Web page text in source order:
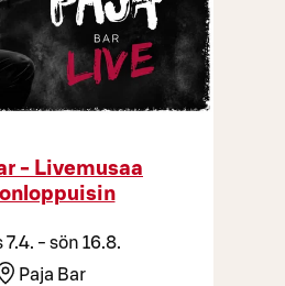
- Livemusaa
7.4. - sön 16.8.
Paja Bar